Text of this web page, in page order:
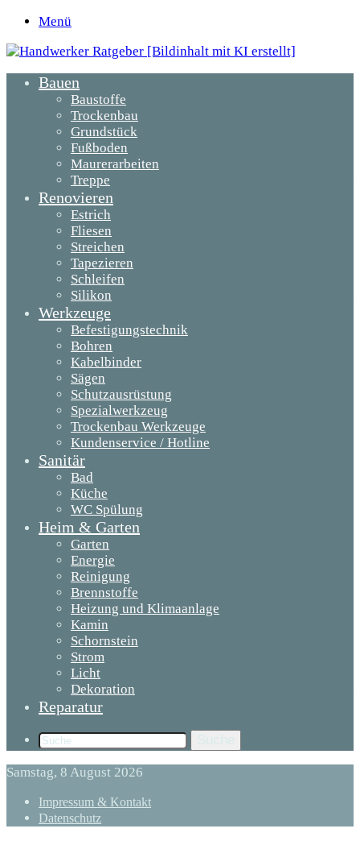
Menü
Bauen
Baustoffe
Trockenbau
Grundstück
Fußboden
Maurerarbeiten
Treppe
Renovieren
Estrich
Fliesen
Streichen
Tapezieren
Schleifen
Silikon
Werkzeuge
Befestigungstechnik
Bohren
Kabelbinder
Sägen
Schutzausrüstung
Spezialwerkzeug
Trockenbau Werkzeuge
Kundenservice / Hotline
Sanitär
Bad
Küche
WC Spülung
Heim & Garten
Garten
Energie
Reinigung
Brennstoffe
Heizung und Klimaanlage
Kamin
Schornstein
Strom
Licht
Dekoration
Reparatur
Samstag, 8 August 2026
Impressum & Kontakt
Datenschutz